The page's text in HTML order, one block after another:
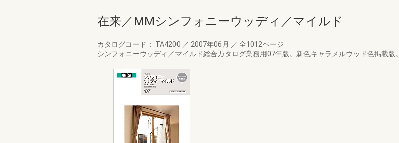
在来／MMシンフォニーウッディ／マイルド
カタログコード： TA4200 ／ 2007年06月 ／ 全1012ページ
シンフォニーウッディ／マイルド総合カタログ業務用07年版。新色キャラメルウッド色掲載版。